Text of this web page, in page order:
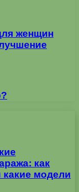
женщин
как
какие модели